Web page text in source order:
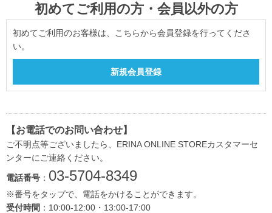
初めてご利用の方・会員以外の方
初めてご利用のお客様は、こちらから会員登録を行ってくださ
い。
【お電話でのお問い合わせ】
ご不明点等ございましたら、ERINA ONLINE STOREカスタマーセ
ンターにご連絡ください。
電話番号 ： 03-5704-8349
※番号をタップで、電話をかけることができます。
受付時間 ：10:00-12:00・13:00-17:00